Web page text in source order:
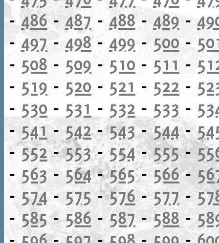
-486- 487 - 488- 489 -
- 497 - 498 - 499 - 500 -
- 508 - 509 - 510 - 511 -
- 519 - 520 - 521 - 522 -
- 530 - 531 - 532 - 533 -
- 541 - 542-543-544-
-552-553-554- 555-
- 563 - 564-565- 566-
- 574 - 575 -576- 577 -
-585-586 - 587-588 -